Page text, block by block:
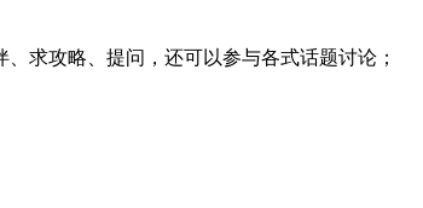
攻略、提问，还可以参与各式话题讨论；